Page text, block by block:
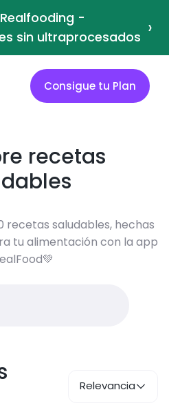
-
sin ultraprocesados ›
Consigue tu Plan
recetas
recetas saludables, hechas
tu alimentación con la app
Relevancia